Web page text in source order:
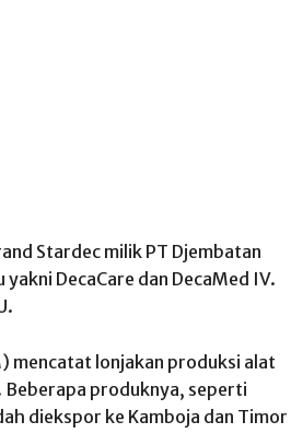
Stardec milik PT Djembatan
DecaCare dan DecaMed IV.
mencatat lonjakan produksi alat
produknya, seperti
diekspor ke Kamboja dan Timor